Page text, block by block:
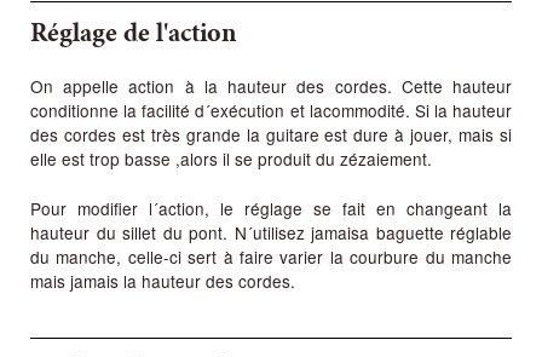
Réglage de l'action
On appelle action à la hauteur des cordes. Cette hauteur
conditionne la facilité d´exécution et lacommodité. Si la hauteur
des cordes est très grande la guitare est dure à jouer, mais si
elle est trop basse ,alors il se produit du zézaiement.
Pour modifier l´action, le réglage se fait en changeant la
hauteur du sillet du pont. N´utilisez jamaisa baguette réglable
du manche, celle-ci sert à faire varier la courbure du manche
mais jamais la hauteur des cordes.